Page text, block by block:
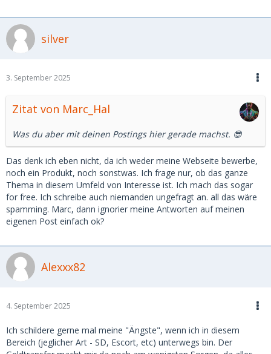
silver
3. September 2025
Zitat von Marc_Hal
Was du aber mit deinen Postings hier gerade machst. 😎
Das denk ich eben nicht, da ich weder meine Webseite bewerbe,
noch ein Produkt, noch sonstwas. Ich frage nur, ob das ganze
Thema in diesem Umfeld von Interesse ist. Ich mach das sogar
for free. Ich schreibe auch niemanden ungefragt an. all das wäre
spamming. Marc, dann ignorier meine Antworten auf meinen
eigenen Post einfach ok?
Alexxx82
4. September 2025
Ich schildere gerne mal meine "Ängste", wenn ich in diesem
Bereich (jeglicher Art - SD, Escort, etc) unterwegs bin. Der